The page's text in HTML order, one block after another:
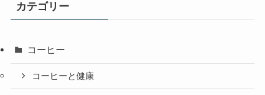
カテゴリー
コーヒー
コーヒーと健康